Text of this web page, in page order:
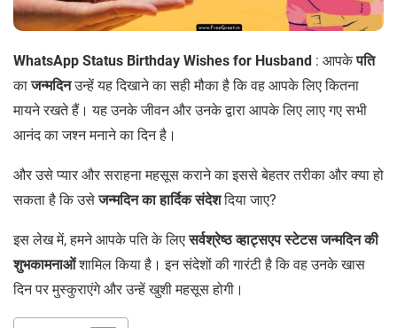
WhatsApp Status Birthday Wishes for Husband : आपकेपति
काजन्मदिनउन्हें यह दिखाने का सही मौका है कि वह आपके लिए कितना
मायने रखते हैं। यह उनके जीवन और उनके द्वारा आपके लिए लाए गए सभी
आनंद का जश्न मनाने का दिन है।
और उसे प्यार और सराहना महसूस कराने का इससे बेहतर तरीका और क्या हो
सकता है कि उसेजन्मदिन का हार्दिक संदेशदिया जाए?
इस लेख में, हमने आपके पति के लिएसर्वश्रेष्ठ व्हाट्सएप स्टेटस जन्मदिन की
शुभकामनाओंशामिल किया है। इन संदेशों की गारंटी है कि वह उनके खास
दिन पर मुस्कुराएंगे और उन्हें खुशी महसूस होगी।